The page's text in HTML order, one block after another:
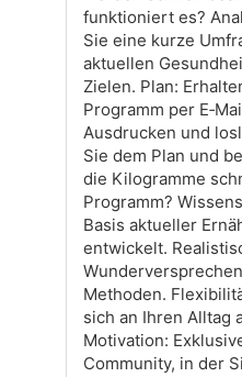
funktioniert es?
Sie eine kurze
aktuellen
Zielen. Plan:
Programm per
Ausdrucken und
Sie dem Plan und
die Kilogramme
Programm?
Basis aktueller
entwickelt.
Methoden.
sich an Ihren Alltag
Motivation:
Community, in der